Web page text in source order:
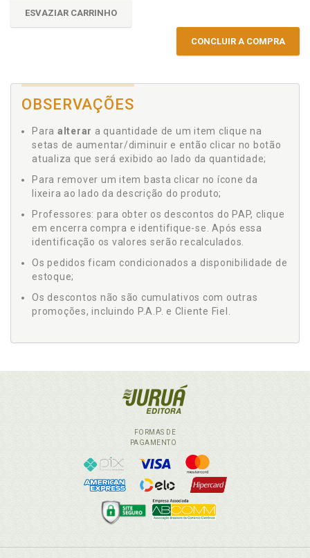
ESVAZIAR CARRINHO
CONCLUIR A COMPRA
OBSERVAÇÕES
Para alterar a quantidade de um item clique na
setas de aumentar/diminuir e então clicar no botão
atualiza que será exibido ao lado da quantidade;
Para remover um item basta clicar no ícone da
lixeira ao lado da descrição do produto;
Professores: para obter os descontos do PAP, clique
em encerra compra e identifique-se. Após essa
identificação os valores serão recalculados.
Os pedidos ficam condicionados a disponibilidade de
estoque;
Os descontos não são cumulativos com outras
promoções, incluindo P.A.P. e Cliente Fiel.
FORMAS DE
PAGAMENTO